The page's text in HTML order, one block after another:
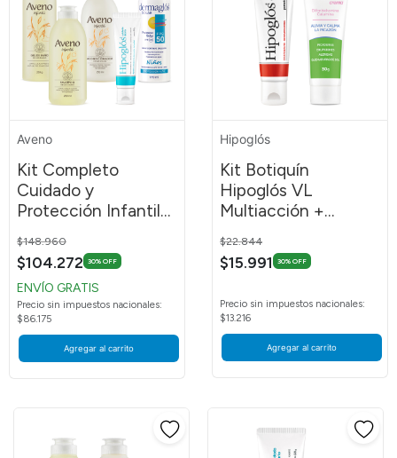
Aveno
Kit Completo
Cuidado y
Protección Infantil
Spray Hipoglós CD
Price reduced from
$148.960
$104.272 30% OFF
ENVÍO GRATIS
Precio sin impuestos nacionales:
$86.175
Agregar al carrito
Hipoglós
Kit Botiquín
Hipoglós VL
Multiacción +
Prurisedán Crema
Price reduced from
$22.844
$15.991 30% OFF
Precio sin impuestos nacionales:
$13.216
Agregar al carrito